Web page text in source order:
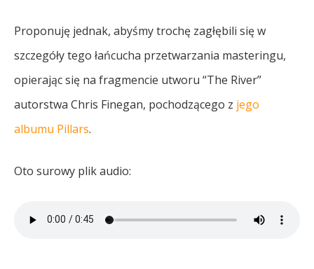
Proponuję jednak, abyśmy trochę zagłębili się w
szczegóły tego łańcucha przetwarzania masteringu,
opierając się na fragmencie utworu “The River”
autorstwa Chris Finegan, pochodzącego z jego
albumu Pillars.
Oto surowy plik audio: